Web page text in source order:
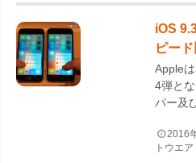
iOS
ピー
Apple
4弾と
パー及
2016
トウエア